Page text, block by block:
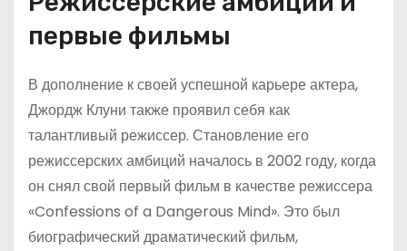
первые фильмы
В дополнение к своей успешной карьере актера,
Джордж Клуни также проявил себя как
талантливый режиссер. Становление его
режиссерских амбиций началось в 2002 году, когда
он снял свой первый фильм в качестве режиссера
«Confessions of a Dangerous Mind». Это был
биографический драматический фильм,